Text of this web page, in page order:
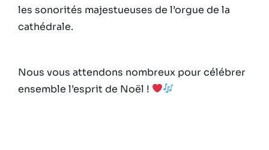
les sonorités majestueuses de l’orgue de la
cathédrale.
Nous vous attendons nombreux pour célébrer
ensemble l’esprit de Noël !